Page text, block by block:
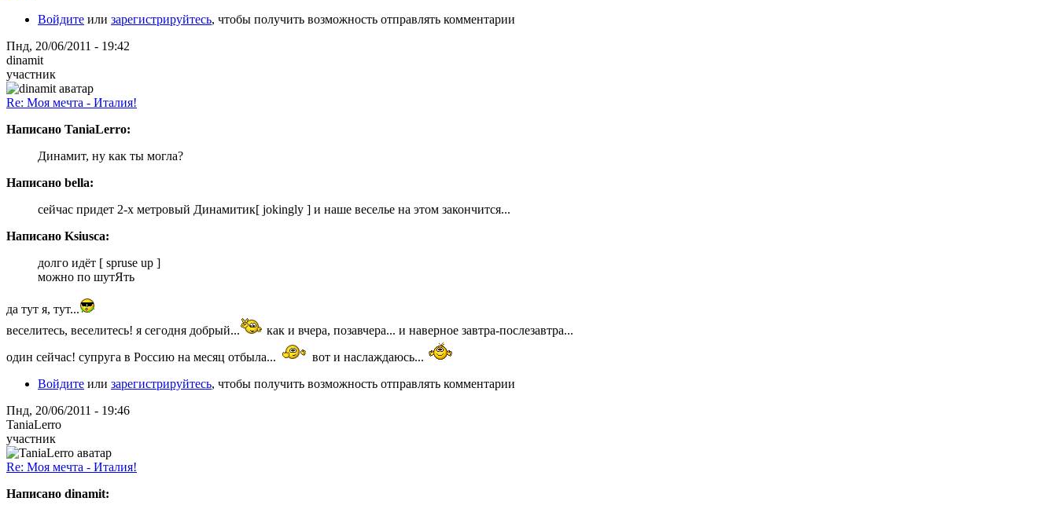
Войдите или зарегистрируйтесь, чтобы получить возможность отправлять комментарии
Пнд, 20/06/2011 - 19:42
dinamit
участник
Re: Моя мечта - Италия!
Написано TaniaLerro:
Динамит, ну как ты могла?
Написано bella:
сейчас придет 2-х метровый Динамитик[ jokingly ] и наше веселье на этом закончится...
Написано Ksiusca:
долго идёт [ spruse up ]
можно по шутЯть
да тут я, тут...
веселитесь, веселитесь! я сегодня добрый...
как и вчера, позавчера... и наверное завтра-послезавтра...
один сейчас! супруга в Россию на месяц отбыла...
вот и наслаждаюсь...
Войдите или зарегистрируйтесь, чтобы получить возможность отправлять комментарии
Пнд, 20/06/2011 - 19:46
TaniaLerro
участник
Re: Моя мечта - Италия!
Написано dinamit: